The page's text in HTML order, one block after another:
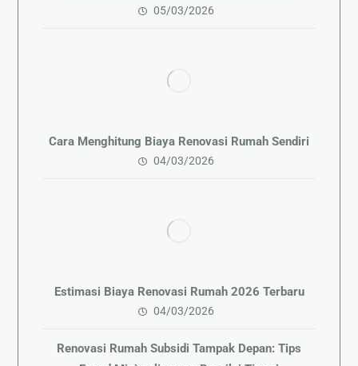
05/03/2026
Cara Menghitung Biaya Renovasi Rumah Sendiri
04/03/2026
Estimasi Biaya Renovasi Rumah 2026 Terbaru
04/03/2026
Renovasi Rumah Subsidi Tampak Depan: Tips